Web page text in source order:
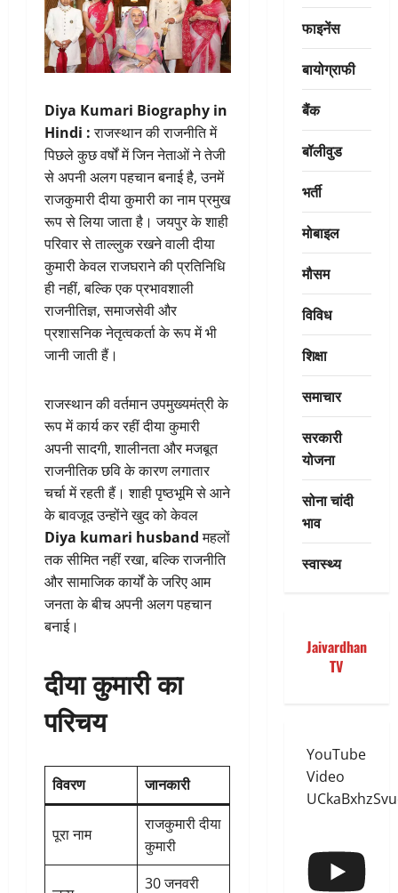
Diya Kumari Biography in
Hindi :राजस्थान की राजनीति में
पिछले कुछ वर्षों में जिन नेताओं ने तेजी
से अपनी अलग पहचान बनाई है, उनमें
राजकुमारी दीया कुमारी का नाम प्रमुख
रूप से लिया जाता है। जयपुर के शाही
परिवार से ताल्लुक रखने वाली दीया
कुमारी केवल राजघराने की प्रतिनिधि
ही नहीं, बल्कि एक प्रभावशाली
राजनीतिज्ञ, समाजसेवी और
प्रशासनिक नेतृत्वकर्ता के रूप में भी
जानी जाती हैं।
राजस्थान की वर्तमान उपमुख्यमंत्री के
रूप में कार्य कर रहीं दीया कुमारी
अपनी सादगी, शालीनता और मजबूत
राजनीतिक छवि के कारण लगातार
चर्चा में रहती हैं। शाही पृष्ठभूमि से आने
के बावजूद उन्होंने खुद को केवल
Diya kumari husbandमहलों
तक सीमित नहीं रखा, बल्कि राजनीति
और सामाजिक कार्यों के जरिए आम
जनता के बीच अपनी अलग पहचान
बनाई।
दीया कुमारी का
परिचय
विवरण जानकारी
पूरा नाम
राजकुमारी दीया
कुमारी
30 जनवरी
फाइनेंस
बायोग्राफी
बैंक
बॉलीवुड
भर्ती
मोबाइल
मौसम
विविध
शिक्षा
समाचार
सरकारी
योजना
सोना चांदी
भाव
स्वास्थ्य
Jaivardhan
TV
YouTube
Video